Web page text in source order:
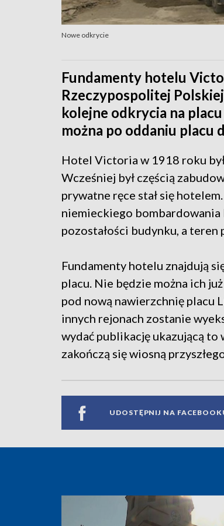
Nowe odkrycie
Fundamenty hotelu
Rzeczypospolitej
kolejne odkrycia na
można po oddaniu placu
Hotel Victoria w 1918 roku
Wcześniej był częścią
prywatne ręce stał się
niemieckiego
pozostałości budynku, a teren
Fundamenty hotelu znajdują
placu. Nie będzie można ich
pod nową nawierzchnię placu
innych rejonach zostanie
wydać publikację ukazującą to
zakończą się wiosną
UDOSTĘPNIJ NA